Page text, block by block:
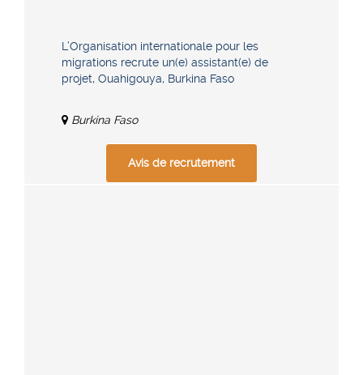
L’Organisation internationale pour les
migrations recrute un(e) assistant(e) de
projet, Ouahigouya, Burkina Faso
Burkina Faso
Avis de recrutement